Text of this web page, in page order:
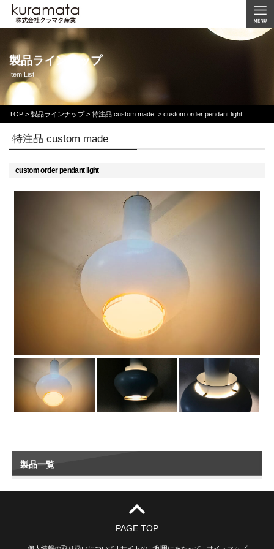
製品ラインナップ
Item List
TOP > 製品ラインナップ > 特注品 custom made > custom order pendant light
特注品 custom made
custom order pendant light
製品一覧
PAGE TOP